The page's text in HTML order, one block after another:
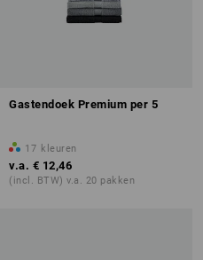
Gastendoek Premium per 5
17 kleuren
v.a. € 12,46
(incl. BTW) v.a. 20 pakken